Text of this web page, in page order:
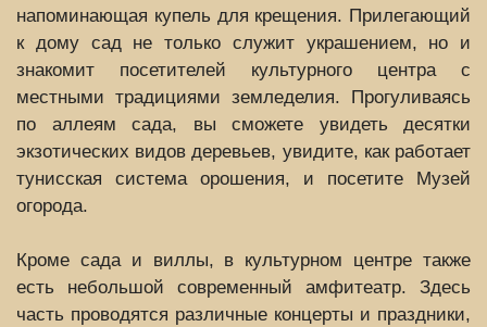
напоминающая купель для крещения. Прилегающий
к дому сад не только служит украшением, но и
знакомит посетителей культурного центра с
местными традициями земледелия. Прогуливаясь
по аллеям сада, вы сможете увидеть десятки
экзотических видов деревьев, увидите, как работает
тунисская система орошения, и посетите Музей
огорода.
Кроме сада и виллы, в культурном центре также
есть небольшой современный амфитеатр. Здесь
часть проводятся различные концерты и праздники,